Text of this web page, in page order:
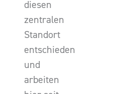
diesen
zentralen
Standort
entschieden
und
arbeiten